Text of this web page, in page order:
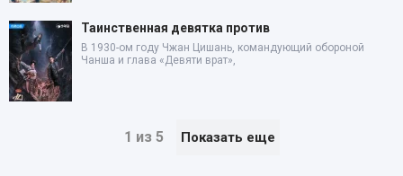
Таинственная девятка против
В 1930-ом году Чжан Цишань, командующий обороной
Чанша и глава «Девяти врат»,
1 из 5 Показать еще